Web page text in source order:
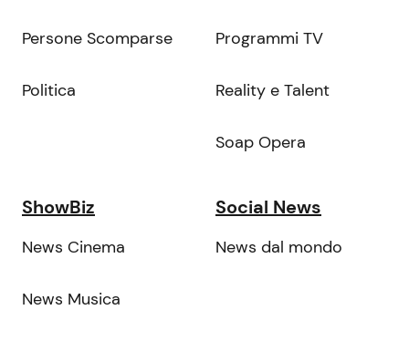
Persone Scomparse
Politica
Programmi TV
Reality e Talent
Soap Opera
ShowBiz
News Cinema
News Musica
Social News
News dal mondo